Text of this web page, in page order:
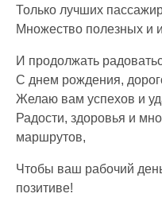
Только лучших
Множество полезных и
И продолжать
С днем рождения,
Желаю вам успехов и
Радости, здоровья и
маршрутов,
Чтобы ваш рабочий
позитиве!